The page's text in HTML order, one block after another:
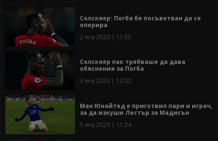
Солскяер: Погба бе посъветван да се
оперира
2 яну 2020 | 11:55
Солскяер пак трябваше да дава
обяснения за Погба
3 яну 2020 | 12:52
Ман Юнайтед е приготвил пари и играч,
за да изкуши Лестър за Мадисън
5 яну 2020 | 11:24